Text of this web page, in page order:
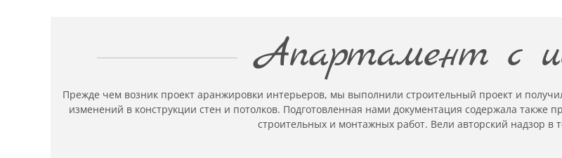
Апартамент с
Прежде чем возник проект аранжировки интерьеров, мы выполнили строительный проект и
изменений в конструкции стен и потолков. Подготовленная нами документация содержала
строительных и монтажных работ. Вели авторский надзор в